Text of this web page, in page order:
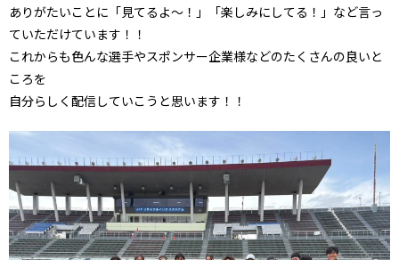
ありがたいことに「見てるよ～！」「楽しみにしてる！」など言っ
ていただけています！！
これからも色んな選手やスポンサー企業様などのたくさんの良いと
ころを
自分らしく配信していこうと思います！！